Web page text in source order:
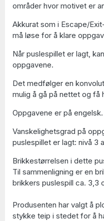
områder hvor motivet er
Akkurat som i Escape/
må løse for å klare
Når puslespillet er lagt,
oppgavene.
Det medfølger en
mulig å gå på nettet og få
Oppgavene er på engelsk.
Vanskelighetsgrad på
puslespillet er lagt: nivå 3
Brikkestørrelsen i dette
Til sammenligning er en
brikkers puslespill ca. 3,3
Produsenten har valgt å
stykke teip i stedet for å